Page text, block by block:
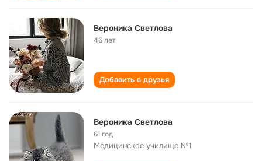
Вероника Светлова
46 лет
Добавить в друзья
Вероника Светлова
61 год
Медицинское училище №1